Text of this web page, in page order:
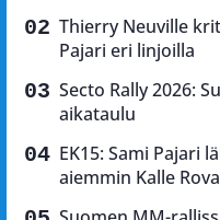
Thierry Neuville
Pajari eri linjoilla
Secto Rally 2026:
aikataulu
EK15: Sami Pajari
aiemmin Kalle